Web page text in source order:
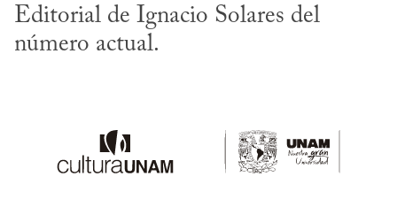
Editorial de Ignacio Solares del
número actual.